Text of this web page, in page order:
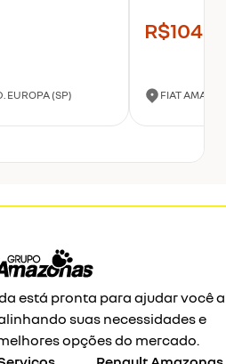
EUROPA (SP) FIAT
está pronta para ajudar você a
suas necessidades e
opções do mercado.